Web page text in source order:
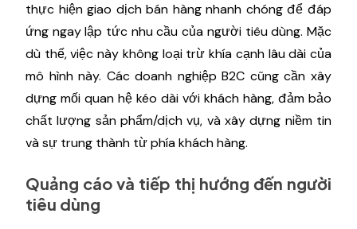
thực hiện giao dịch bán hàng nhanh chóng để đáp
ứng ngay lập tức nhu cầu của người tiêu dùng. Mặc
dù thế, việc này không loại trừ khía cạnh lâu dài của
mô hình này. Các doanh nghiệp B2C cũng cần xây
dựng mối quan hệ kéo dài với khách hàng, đảm bảo
chất lượng sản phẩm/dịch vụ, và xây dựng niềm tin
và sự trung thành từ phía khách hàng.
Quảng cáo và tiếp thị hướng đến người
tiêu dùng